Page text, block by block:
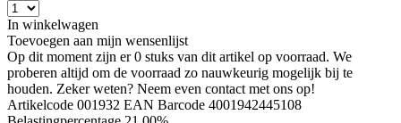
In winkelwagen
Toevoegen aan mijn wensenlijst
Op dit moment zijn er 0 stuks van dit artikel op voorraad. We
proberen altijd om de voorraad zo nauwkeurig mogelijk bij te
houden. Zeker weten? Neem even contact met ons op!
Artikelcode 001932 EAN Barcode 4001942445108